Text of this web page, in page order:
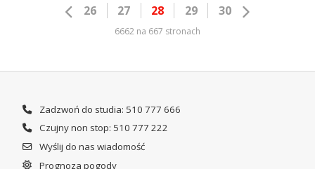
26 27 28 29 30
6662 na 667 stronach
Zadzwoń do studia: 510 777 666
Czujny non stop: 510 777 222
Wyślij do nas wiadomość
Prognoza pogody